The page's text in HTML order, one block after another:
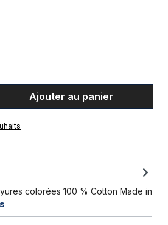
: Entrez la
Ajouter au panier
colorées 100 % Cotton Made in